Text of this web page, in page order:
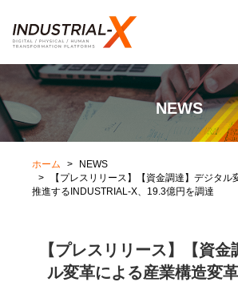
NEWS
ホーム
NEWS
【プレスリリース】【資金調達】デジタ
推進するINDUSTRIAL-X、19.3億円を調達
【プレスリリース】【資金
ル変革による産業構造変